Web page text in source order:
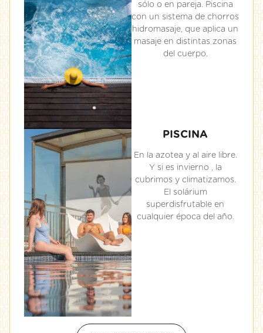
sólo o en pareja. Piscina
con un sistema de chorros
hidromasaje, que aplica un
masaje en distintas zonas
del cuerpo.
PISCINA
En la azotea y al aire libre.
Y si es invierno , la
cubrimos y climatizamos.
El solárium
superdisfrutable en
cualquier época del año.